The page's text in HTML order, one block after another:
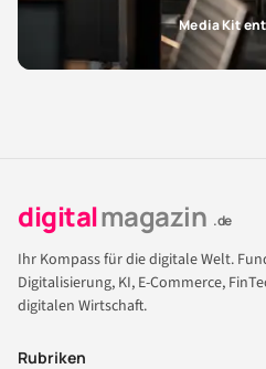
Media Kit
digitalmagazin .de
Ihr Kompass für die digitale Welt.
Digitalisierung, KI, E-Commerce,
digitalen Wirtschaft.
Rubriken